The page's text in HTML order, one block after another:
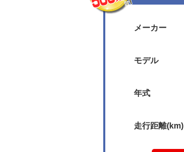
メーカー
モデル
年式
走行距離(km)